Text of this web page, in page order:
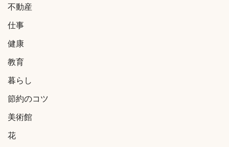
不動産
仕事
健康
教育
暮らし
節約のコツ
美術館
花